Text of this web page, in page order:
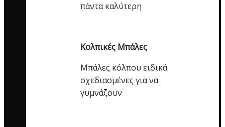
πάντα καλύτερη
Κολπικές Μπάλες
Μπάλες κόλπου ειδικά
σχεδιασμένες για να
γυμνάζουν